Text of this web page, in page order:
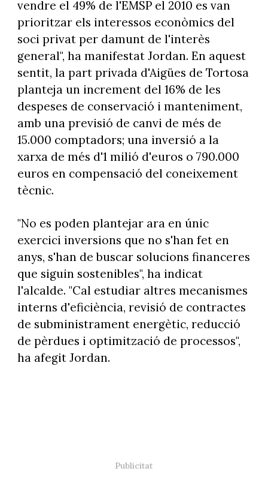
vendre el 49% de l'EMSP el 2010 es van
prioritzar els interessos econòmics del
soci privat per damunt de l'interès
general", ha manifestat Jordan. En aquest
sentit, la part privada d'Aigües de Tortosa
planteja un increment del 16% de les
despeses de conservació i manteniment,
amb una previsió de canvi de més de
15.000 comptadors; una inversió a la
xarxa de més d'1 milió d'euros o 790.000
euros en compensació del coneixement
tècnic.
"No es poden plantejar ara en únic
exercici inversions que no s'han fet en
anys, s'han de buscar solucions financeres
que siguin sostenibles", ha indicat
l'alcalde. "Cal estudiar altres mecanismes
interns d'eficiència, revisió de contractes
de subministrament energètic, reducció
de pèrdues i optimització de processos",
ha afegit Jordan.